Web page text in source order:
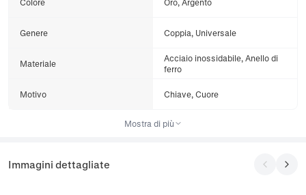
Colore Oro, Argento
Genere Coppia, Universale
Materiale
Acciaio inossidabile, Anello di
ferro
Motivo Chiave, Cuore
Mostra di più
Immagini dettagliate